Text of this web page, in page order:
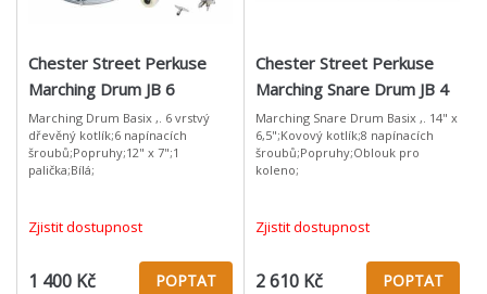
Chester Street Perkuse
Marching Drum JB 6
Marching Drum Basix ,. 6 vrstvý
dřevěný kotlík;6 napínacích
šroubů;Popruhy;12" x 7";1
palička;Bílá;
Zjistit dostupnost
1 400 Kč POPTAT
Chester Street Perkuse
Marching Snare Drum JB 4
Marching Snare Drum Basix ,. 14" x
6,5";Kovový kotlík;8 napínacích
šroubů;Popruhy;Oblouk pro
koleno;
Zjistit dostupnost
2 610 Kč POPTAT